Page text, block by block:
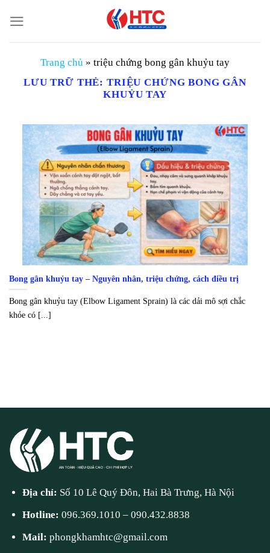
đến
nội
Trang chủ » triệu chứng bong gân khuỷu tay
LƯU TRỮ THẺ:TRIỆU CHỨNG BONG GÂN
KHUỶU TAY
Bong gân khuỷu tay – Nguyên nhân, triệu chứng, cách điều trị
Bong gân khuỷu tay (Elbow Ligament Sprain) là các dải mô sợi chắc
khỏe có [...]
Địa chỉ: Số 10 Lê Quý Đôn, Hai Bà Trưng, Hà Nội
Hotline:096.369.1010 –090.432.8838
Mail:phongkhamhtc@gmail.com